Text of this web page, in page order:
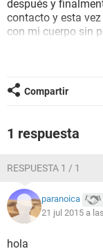
después y
contacto y esta
con mi cuerpo sin
tan efectiva es la
los llamados días
muchísimas gracias.
Compartir
1 respuesta
RESPUESTA 1 / 1
paranoica
21 jul 2015 a
hola